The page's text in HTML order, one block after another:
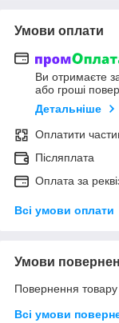
Умови оплати
Ви отримаєте
або гроші
Детальніше
Оплатити
Післяплата
Оплата за
Всі умови оплати
Умови
Повернення
Всі умови